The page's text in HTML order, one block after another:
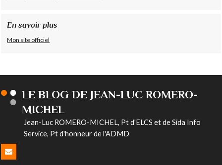
En savoir plus
Mon site officiel
LE BLOG DE JEAN-LUC ROMERO-
MICHEL
Jean-Luc ROMERO-MICHEL, Pt d'ELCS et de Sida Info
Service, Pt d'honneur de l'ADMD